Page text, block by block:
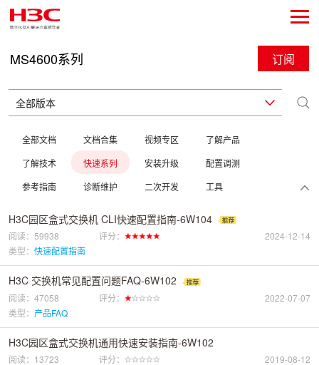
MS4600系列 订阅
全部文档 文档合集 视频专区
了解产品
了解技术
快速系列 安装升级
配置调测
参考指南
诊断维护 二次开发 工具
H3C园区盒式交换机 CLI快速配置指南-6W104
阅读：59938 评分：
2024-12-14
类型： 快速配置指南
H3C 交换机常见配置问题FAQ-6W102
阅读：47058 评分：
2022-07-07
类型： 产品FAQ
H3C园区盒式交换机通用快速安装指南-6W102
阅读：13723 评分：
2019-08-12